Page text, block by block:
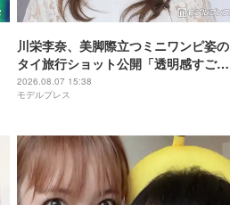
川栄李奈、美脚際立つミニワンピ姿の
タイ旅行ショット公開「透明感すご
い」「脚が真っ直ぐで綺麗」
2026.08.07 15:38
モデルプレス